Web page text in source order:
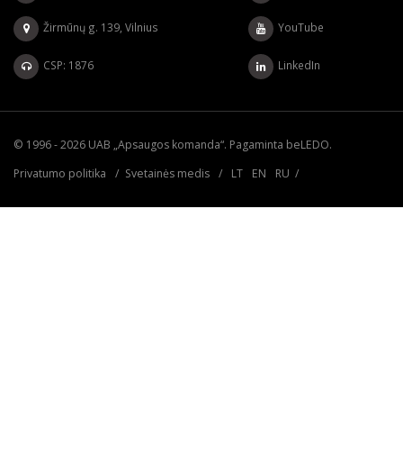
Žirmūnų g. 139, Vilnius
CSP: 1876
YouTube
LinkedIn
© 1996 - 2026 UAB „Apsaugos komanda“. Pagaminta beLEDO.
Privatumo politika
/ Svetainės medis / LT EN RU /